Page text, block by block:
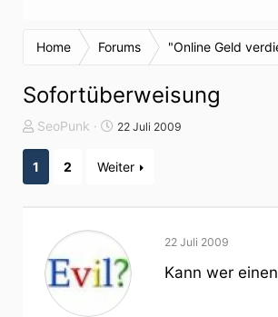
Home Forums "Online Geld
Sofortüberweisung
T
e
m
SeoPunk
S
a
a
t
u
m
22 Juli 2009
1 2 Weiter
22 Juli 2009
Kann wer